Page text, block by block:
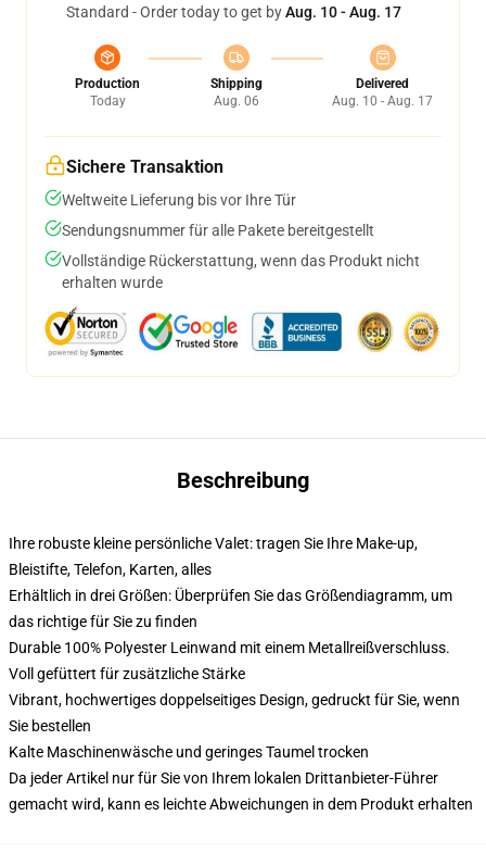
Standard - Order today to get byAug. 10 - Aug. 17
Production
Today
Shipping
Aug. 06
Delivered
Aug. 10 - Aug. 17
Sichere Transaktion
Weltweite Lieferung bis vor Ihre Tür
Sendungsnummer für alle Pakete bereitgestellt
Vollständige Rückerstattung, wenn das Produkt nicht
erhalten wurde
Beschreibung
Ihre robuste kleine persönliche Valet: tragen Sie Ihre Make-up,
Bleistifte, Telefon, Karten, alles
Erhältlich in drei Größen: Überprüfen Sie das Größendiagramm, um
das richtige für Sie zu finden
Durable 100% Polyester Leinwand mit einem Metallreißverschluss.
Voll gefüttert für zusätzliche Stärke
Vibrant, hochwertiges doppelseitiges Design, gedruckt für Sie, wenn
Sie bestellen
Kalte Maschinenwäsche und geringes Taumel trocken
Da jeder Artikel nur für Sie von Ihrem lokalen Drittanbieter-Führer
gemacht wird, kann es leichte Abweichungen in dem Produkt erhalten